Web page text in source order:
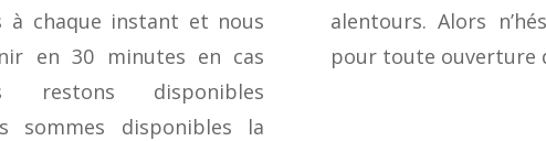
à chaque instant et nous
en 30 minutes en cas
restons disponibles
sommes disponibles la
alentours. Alors
pour toute ouverture